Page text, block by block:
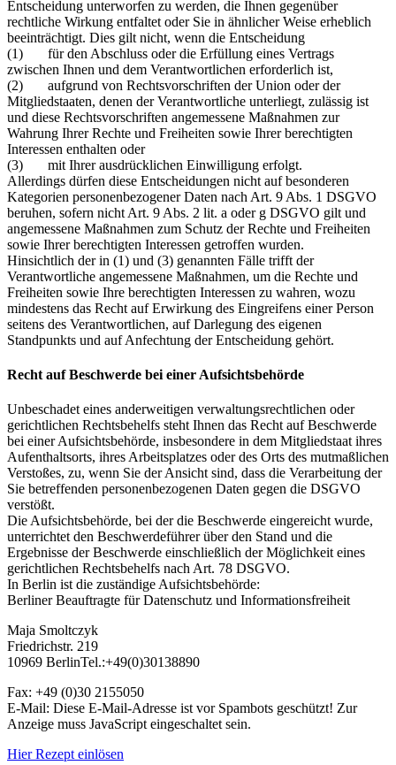
Entscheidung unterworfen zu werden, die Ihnen gegenüber
rechtliche Wirkung entfaltet oder Sie in ähnlicher Weise erheblich
beeinträchtigt. Dies gilt nicht, wenn die Entscheidung
(1) für den Abschluss oder die Erfüllung eines Vertrags
zwischen Ihnen und dem Verantwortlichen erforderlich ist,
(2) aufgrund von Rechtsvorschriften der Union oder der
Mitgliedstaaten, denen der Verantwortliche unterliegt, zulässig ist
und diese Rechtsvorschriften angemessene Maßnahmen zur
Wahrung Ihrer Rechte und Freiheiten sowie Ihrer berechtigten
Interessen enthalten oder
(3) mit Ihrer ausdrücklichen Einwilligung erfolgt.
Allerdings dürfen diese Entscheidungen nicht auf besonderen
Kategorien personenbezogener Daten nach Art. 9 Abs. 1 DSGVO
beruhen, sofern nicht Art. 9 Abs. 2 lit. a oder g DSGVO gilt und
angemessene Maßnahmen zum Schutz der Rechte und Freiheiten
sowie Ihrer berechtigten Interessen getroffen wurden.
Hinsichtlich der in (1) und (3) genannten Fälle trifft der
Verantwortliche angemessene Maßnahmen, um die Rechte und
Freiheiten sowie Ihre berechtigten Interessen zu wahren, wozu
mindestens das Recht auf Erwirkung des Eingreifens einer Person
seitens des Verantwortlichen, auf Darlegung des eigenen
Standpunkts und auf Anfechtung der Entscheidung gehört.
Recht auf Beschwerde bei einer Aufsichtsbehörde
Unbeschadet eines anderweitigen verwaltungsrechtlichen oder
gerichtlichen Rechtsbehelfs steht Ihnen das Recht auf Beschwerde
bei einer Aufsichtsbehörde, insbesondere in dem Mitgliedstaat ihres
Aufenthaltsorts, ihres Arbeitsplatzes oder des Orts des mutmaßlichen
Verstoßes, zu, wenn Sie der Ansicht sind, dass die Verarbeitung der
Sie betreffenden personenbezogenen Daten gegen die DSGVO
verstößt.
Die Aufsichtsbehörde, bei der die Beschwerde eingereicht wurde,
unterrichtet den Beschwerdeführer über den Stand und die
Ergebnisse der Beschwerde einschließlich der Möglichkeit eines
gerichtlichen Rechtsbehelfs nach Art. 78 DSGVO.
In Berlin ist die zuständige Aufsichtsbehörde:
Berliner Beauftragte für Datenschutz und Informationsfreiheit
Maja Smoltczyk
Friedrichstr. 219
10969 BerlinTel.:+49(0)30138890
Fax: +49 (0)30 2155050
E-Mail: Diese E-Mail-Adresse ist vor Spambots geschützt! Zur
Anzeige muss JavaScript eingeschaltet sein.
Hier Rezept einlösen